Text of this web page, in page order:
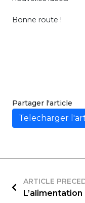
Bonne route !
Partager l'article
Telecharger
ARTICLE